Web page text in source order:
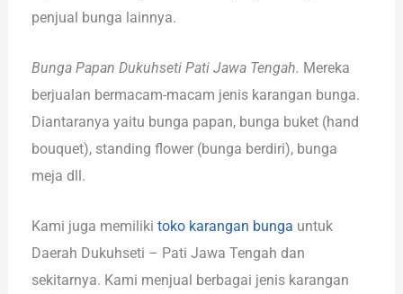
penjual bunga lainnya.
Bunga Papan Dukuhseti Pati Jawa Tengah. Mereka
berjualan bermacam-macam jenis karangan bunga.
Diantaranya yaitu bunga papan, bunga buket (hand
bouquet), standing flower (bunga berdiri), bunga
meja dll.
Kami juga memiliki toko karangan bunga untuk
Daerah Dukuhseti – Pati Jawa Tengah dan
sekitarnya. Kami menjual berbagai jenis karangan